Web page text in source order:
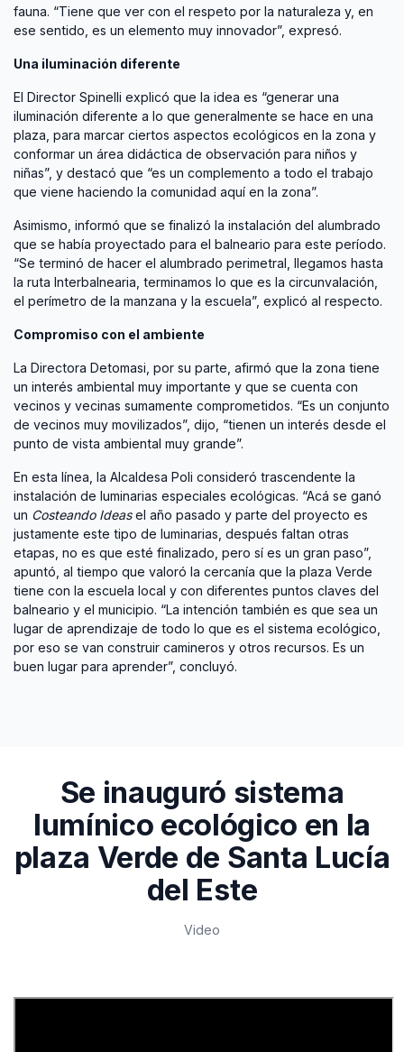
fauna. “Tiene que ver con el respeto por la naturaleza y, en
ese sentido, es un elemento muy innovador”, expresó.
Una iluminación diferente
El Director Spinelli explicó que la idea es “generar una
iluminación diferente a lo que generalmente se hace en una
plaza, para marcar ciertos aspectos ecológicos en la zona y
conformar un área didáctica de observación para niños y
niñas”, y destacó que “es un complemento a todo el trabajo
que viene haciendo la comunidad aquí en la zona”.
Asimismo, informó que se finalizó la instalación del alumbrado
que se había proyectado para el balneario para este período.
“Se terminó de hacer el alumbrado perimetral, llegamos hasta
la ruta Interbalnearia, terminamos lo que es la circunvalación,
el perímetro de la manzana y la escuela”, explicó al respecto.
Compromiso con el ambiente
La Directora Detomasi, por su parte, afirmó que la zona tiene
un interés ambiental muy importante y que se cuenta con
vecinos y vecinas sumamente comprometidos. “Es un conjunto
de vecinos muy movilizados”, dijo, “tienen un interés desde el
punto de vista ambiental muy grande”.
En esta línea, la Alcaldesa Poli consideró trascendente la
instalación de luminarias especiales ecológicas. “Acá se ganó
un Costeando Ideasel año pasado y parte del proyecto es
justamente este tipo de luminarias, después faltan otras
etapas, no es que esté finalizado, pero sí es un gran paso”,
apuntó, al tiempo que valoró la cercanía que la plaza Verde
tiene con la escuela local y con diferentes puntos claves del
balneario y el municipio. “La intención también es que sea un
lugar de aprendizaje de todo lo que es el sistema ecológico,
por eso se van construir camineros y otros recursos. Es un
buen lugar para aprender”, concluyó.
Se inauguró sistema
lumínico ecológico en la
plaza Verde de Santa Lucía
del Este
Video